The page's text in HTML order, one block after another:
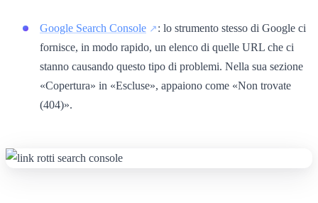
Google Search Console
: lo strumento stesso di Google ci
fornisce, in modo rapido, un elenco di quelle URL che ci
stanno causando questo tipo di problemi. Nella sua sezione
«Copertura» in «Escluse», appaiono come «Non trovate
(404)».